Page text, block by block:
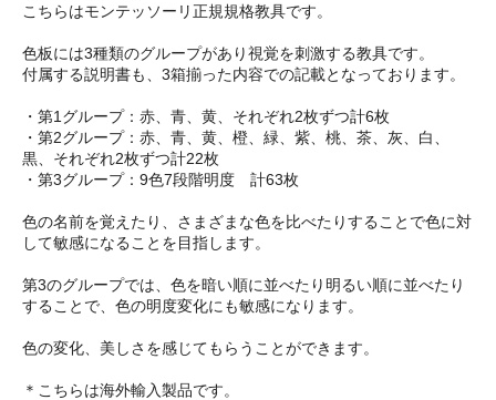
こちらはモンテッソーリ正規規格教具です。
色板には3種類のグループがあり視覚を刺激する教具です。
付属する説明書も、3箱揃った内容での記載となっております。
・第1グループ：赤、青、黄、それぞれ2枚ずつ計6枚
・第2グループ：赤、青、黄、橙、緑、紫、桃、茶、灰、白、
黒、それぞれ2枚ずつ計22枚
・第3グループ：9色7段階明度 計63枚
色の名前を覚えたり、さまざまな色を比べたりすることで色に対
して敏感になることを目指します。
第3のグループでは、色を暗い順に並べたり明るい順に並べたり
することで、色の明度変化にも敏感になります。
色の変化、美しさを感じてもらうことができます。
＊こちらは海外輸入製品です。